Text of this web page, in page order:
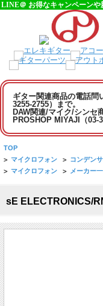
LINE＠ お得なキャンペーン
ギター関連商品の電話問
3255-2755）まで。
DAW関連/マイク/シンセ
PROSHOP MIYAJI（03-
TOP
> マイクロフォン > コンデン
> マイクロフォン > メーカー
sE ELECTRONICS/